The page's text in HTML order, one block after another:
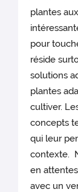
plantes
pour
réside
solutions
plantes
cultiver.
concepts
qui leur
contexte.
en
avec un